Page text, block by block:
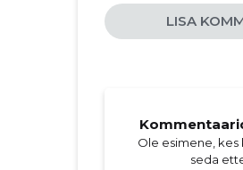
LISA
Ole esimene,
seda